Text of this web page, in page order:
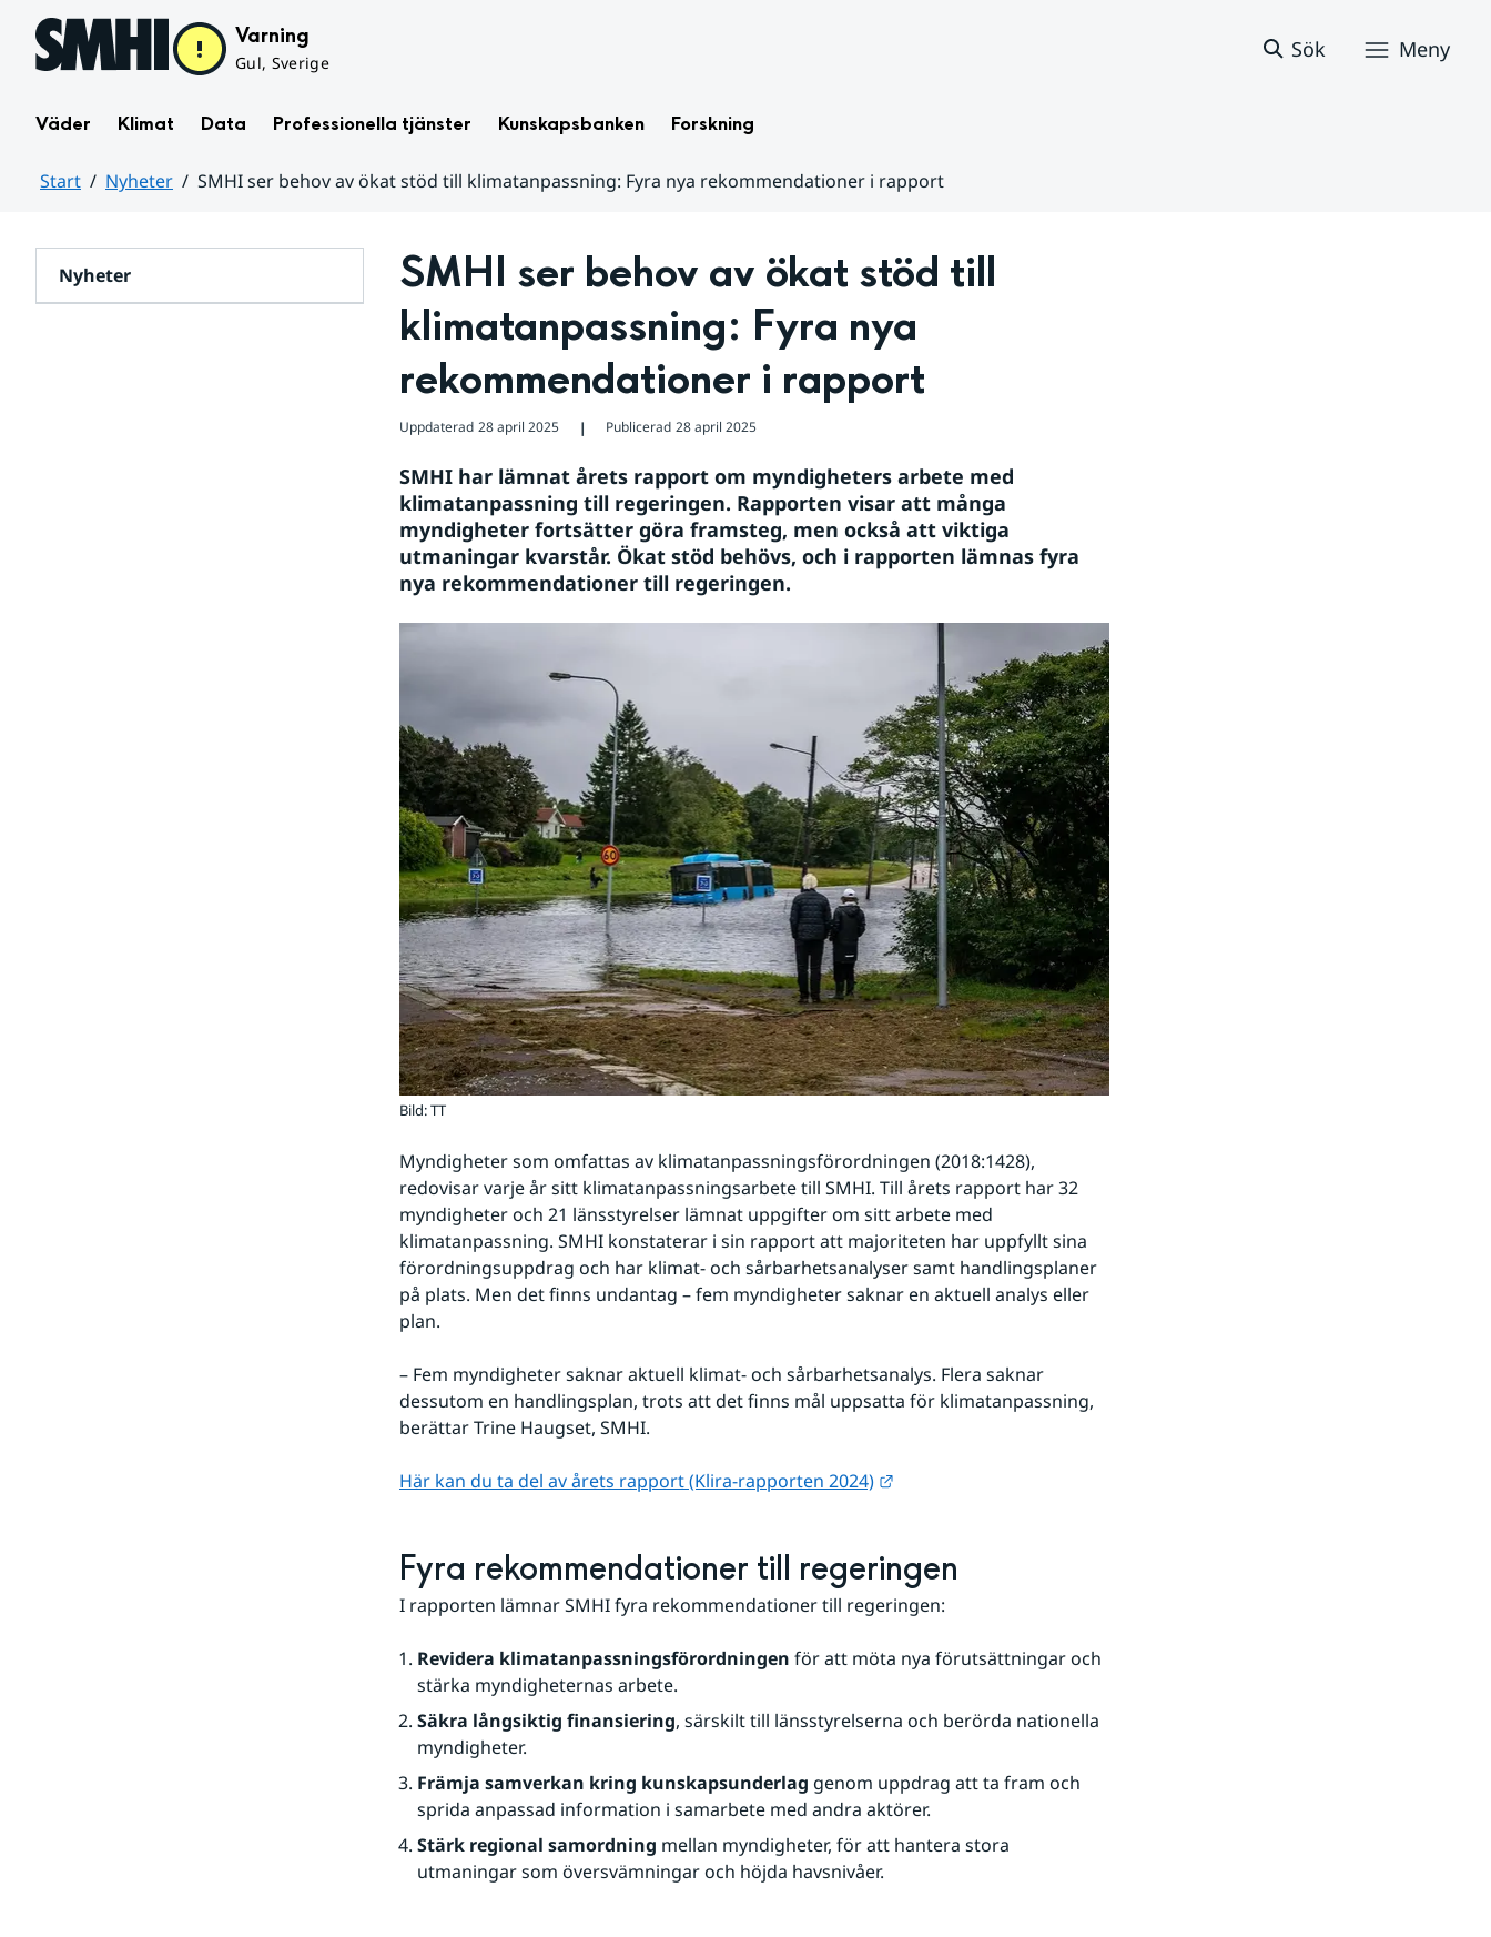
Hoppa till sidans innehåll Varning
Gul, Sverige
Sök Meny
Väder Klimat Data Professionella tjänster Kunskapsbanken Forskning
Start Nyheter
SMHI ser behov av ökat stöd till klimatanpassning: Fyra nya rekommendationer i rapport
Nyheter
SMHI ser behov av ökat stöd till
klimatanpassning: Fyra nya
rekommendationer i rapport
Uppdaterad 28 april 2025 ❘ Publicerad 28 april 2025
SMHI har lämnat årets rapport om myndigheters arbete med
klimatanpassning till regeringen. Rapporten visar att många
myndigheter fortsätter göra framsteg, men också att viktiga
utmaningar kvarstår. Ökat stöd behövs, och i rapporten lämnas fyra
nya rekommendationer till regeringen.
Bild: TT
Myndigheter som omfattas av klimatanpassningsförordningen (2018:1428),
redovisar varje år sitt klimatanpassningsarbete till SMHI. Till årets rapport har 32
myndigheter och 21 länsstyrelser lämnat uppgifter om sitt arbete med
klimatanpassning. SMHI konstaterar i sin rapport att majoriteten har uppfyllt sina
förordningsuppdrag och har klimat- och sårbarhetsanalyser samt handlingsplaner
på plats. Men det finns undantag – fem myndigheter saknar en aktuell analys eller
plan.
– Fem myndigheter saknar aktuell klimat- och sårbarhetsanalys. Flera saknar
dessutom en handlingsplan, trots att det finns mål uppsatta för klimatanpassning,
berättar Trine Haugset, SMHI.
Här kan du ta del av årets rapport (Klira-rapporten 2024) Länk till annan webbplats.
Fyra rekommendationer till regeringen
I rapporten lämnar SMHI fyra rekommendationer till regeringen:
Revidera klimatanpassningsförordningen för att möta nya förutsättningar och
stärka myndigheternas arbete.
Säkra långsiktig finansiering, särskilt till länsstyrelserna och berörda nationella
myndigheter.
Främja samverkan kring kunskapsunderlag genom uppdrag att ta fram och
sprida anpassad information i samarbete med andra aktörer.
Stärk regional samordning mellan myndigheter, för att hantera stora
utmaningar som översvämningar och höjda havsnivåer.